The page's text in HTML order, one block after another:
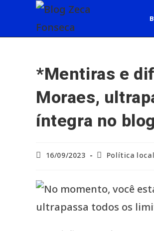
*Mentiras e
Moraes,
íntegra no
Post16/09/2023
Categoria
Política local